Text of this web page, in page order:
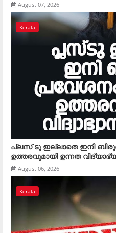
August 07, 2026
Kerala
പ്ലസ് ടു ഇല്ലാതെ ഇനി
ഉത്തരവുമായി ഉന്നത
August 06, 2026
Kerala